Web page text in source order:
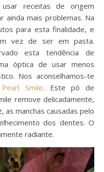
receitas de origem
ainda mais problemas. Na
para esta finalidade, e
vez de ser em pasta.
esta tendência de
óptica de usar menos
Nos aconselhamos-te
Smile. Este pó de
remove delicadamente,
as manchas causadas pelo
dos dentes. O
radiante.